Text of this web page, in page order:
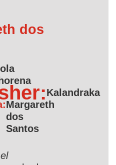
dos
Kalandraka
Margareth
dos
Santos